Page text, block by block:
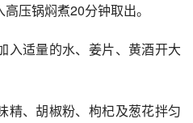
压锅焖煮20分钟取出。
入适量的水、姜片、黄酒开大
精、胡椒粉、枸杞及葱花拌匀